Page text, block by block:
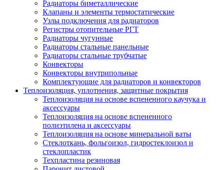
Радиаторы биметаллические
Клапаны и элементы термостатические
Узлы подключения для радиаторов
Регистры отопительные РГТ
Радиаторы чугунные
Радиаторы стальные панельные
Радиаторы стальные трубчатые
Конвекторы
Конвекторы внутрипольные
Комплектующие для радиаторов и конвекторов
Теплоизоляция, уплотнения, защитные покрытия
Теплоизоляция на основе вспененного каучука и
аксессуары
Теплоизоляция на основе вспененного
полиэтилена и аксессуары
Теплоизоляция на основе минеральной ваты
Стеклоткань, фольгоизол, гидростеклоизол и
стеклопластик
Техпластина резиновая